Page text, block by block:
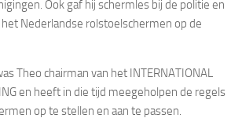
Ook gaf hij schermles bij de politie en
Nederlandse rolstoelschermen op de
Theo chairman van het INTERNATIONAL
en heeft in die tijd meegeholpen de regels
op te stellen en aan te passen.